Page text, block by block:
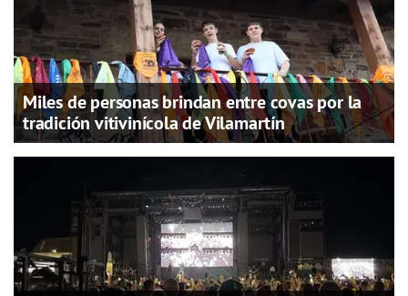
Miles de personas brindan entre covas por la
tradición vitivinícola de Vilamartín